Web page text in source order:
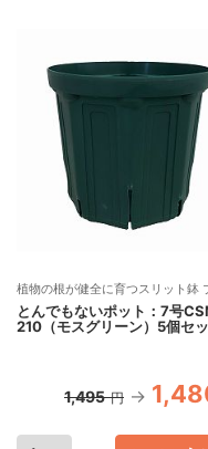
植物の根が健全に育つスリット鉢
とんでもないポット：7号
210（モスグリーン）5個セ
1,495 円